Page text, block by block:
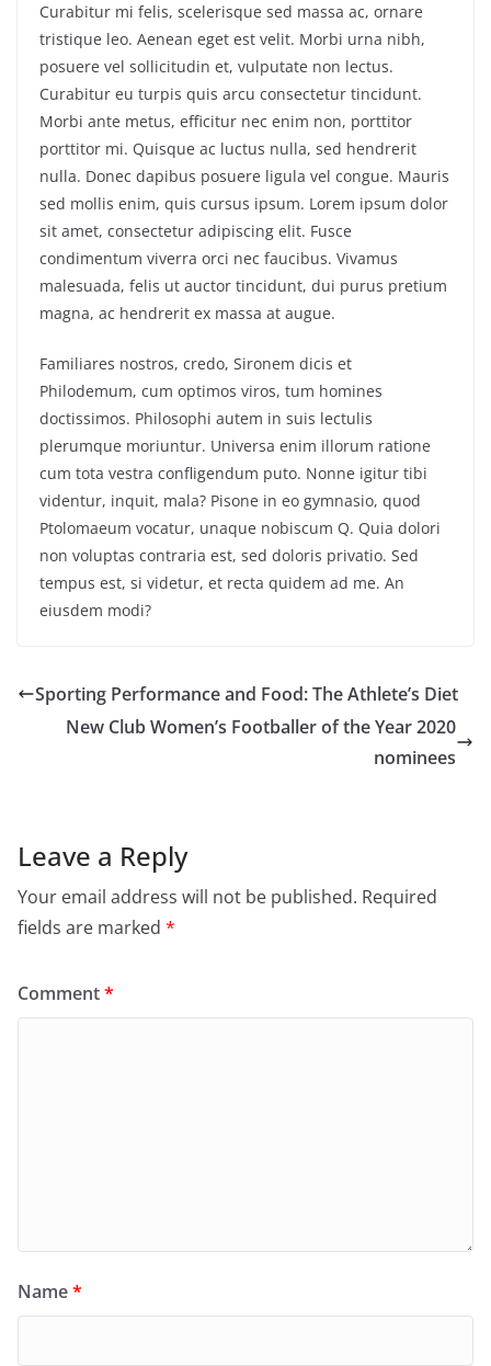
Curabitur mi felis, scelerisque sed massa ac, ornare
tristique leo. Aenean eget est velit. Morbi urna nibh,
posuere vel sollicitudin et, vulputate non lectus.
Curabitur eu turpis quis arcu consectetur tincidunt.
Morbi ante metus, efficitur nec enim non, porttitor
porttitor mi. Quisque ac luctus nulla, sed hendrerit
nulla. Donec dapibus posuere ligula vel congue. Mauris
sed mollis enim, quis cursus ipsum. Lorem ipsum dolor
sit amet, consectetur adipiscing elit. Fusce
condimentum viverra orci nec faucibus. Vivamus
malesuada, felis ut auctor tincidunt, dui purus pretium
magna, ac hendrerit ex massa at augue.
Familiares nostros, credo, Sironem dicis et
Philodemum, cum optimos viros, tum homines
doctissimos. Philosophi autem in suis lectulis
plerumque moriuntur. Universa enim illorum ratione
cum tota vestra confligendum puto. Nonne igitur tibi
videntur, inquit, mala? Pisone in eo gymnasio, quod
Ptolomaeum vocatur, unaque nobiscum Q. Quia dolori
non voluptas contraria est, sed doloris privatio. Sed
tempus est, si videtur, et recta quidem ad me. An
eiusdem modi?
Sporting Performance and Food: The Athlete’s Diet
New Club Women’s Footballer of the Year 2020
nominees
Leave a Reply
Your email address will not be published. Required
fields are marked *
Comment*
Name*